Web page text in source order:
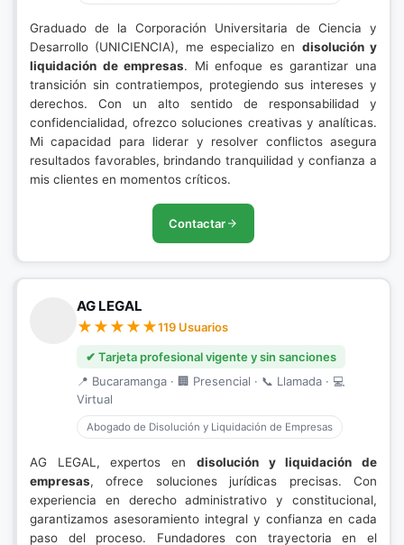
Graduado de la Corporación Universitaria de Ciencia y
Desarrollo (UNICIENCIA), me especializo en disolución y
liquidación de empresas. Mi enfoque es garantizar una
transición sin contratiempos, protegiendo sus intereses y
derechos. Con un alto sentido de responsabilidad y
confidencialidad, ofrezco soluciones creativas y analíticas.
Mi capacidad para liderar y resolver conflictos asegura
resultados favorables, brindando tranquilidad y confianza a
mis clientes en momentos críticos.
Contactar
AG LEGAL
119 Usuarios
✔ Tarjeta profesional vigente y sin sanciones
📍 Bucaramanga · 🏢 Presencial · 📞 Llamada · 💻
Virtual
Abogado de Disolución y Liquidación de Empresas
AG LEGAL, expertos en disolución y liquidación de
empresas, ofrece soluciones jurídicas precisas. Con
experiencia en derecho administrativo y constitucional,
garantizamos asesoramiento integral y confianza en cada
paso del proceso. Fundadores con trayectoria en el